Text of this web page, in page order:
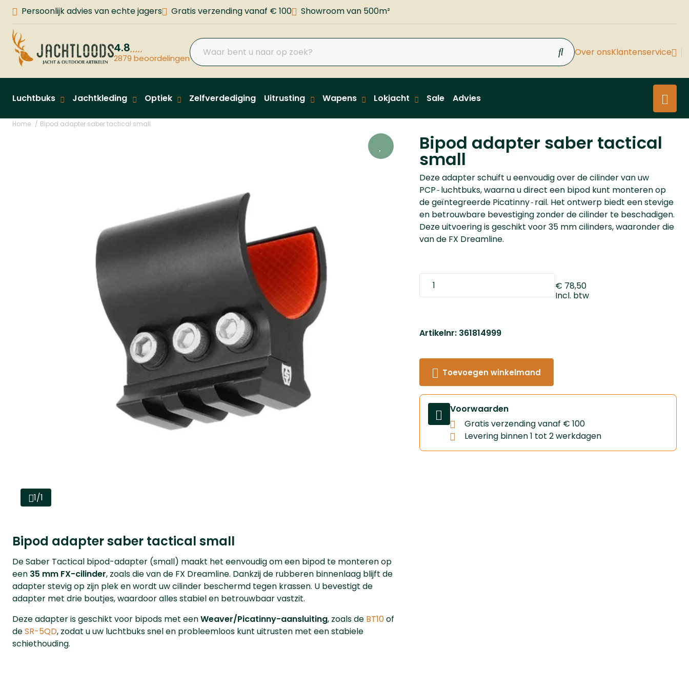
Persoonlijk advies van echte jagers Gratis verzending vanaf € 100 Showroom van 500m²
4.8
2879 beoordelingen Over onsKlantenservice
Luchtbuks Jachtkleding Optiek Zelfverdediging Uitrusting Wapens Lokjacht Sale Advies
Home Bipod adapter saber tactical small
1/1
Bipod adapter saber tactical small
De Saber Tactical bipod-adapter (small) maakt het eenvoudig om een bipod te monteren op
een 35 mm FX-cilinder, zoals die van de FX Dreamline. Dankzij de rubberen binnenlaag blijft de
adapter stevig op zijn plek en wordt uw cilinder beschermd tegen krassen. U bevestigt de
adapter met drie boutjes, waardoor alles stabiel en betrouwbaar vastzit.
Deze adapter is geschikt voor bipods met eenWeaver/Picatinny-aansluiting, zoals de BT10of
deSR-5QD, zodat u uw luchtbuks snel en probleemloos kunt uitrusten met een stabiele
schiethouding.
Bipod adapter saber tactical
small
Deze adapter schuift u eenvoudig over de cilinder van uw
PCP‑luchtbuks, waarna u direct een bipod kunt monteren op
de geïntegreerde Picatinny‑rail. Het ontwerp biedt een stevige
en betrouwbare bevestiging zonder de cilinder te beschadigen.
Deze uitvoering is geschikt voor 35 mm cilinders, waaronder die
van de FX Dreamline.
€ 78,50
Incl. btw
Artikelnr: 361814999
Toevoegen winkelmand
Voorwaarden
Gratis verzending vanaf € 100
Levering binnen 1 tot 2 werkdagen